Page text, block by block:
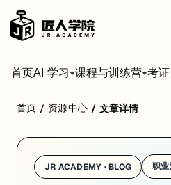
首页AI 学习 课程与训练营 考
Replit Agent 是 Replit 推出的 AI 自主
首页 / 资源中心 / 文章详情
JR ACADEMY · BLOG 职